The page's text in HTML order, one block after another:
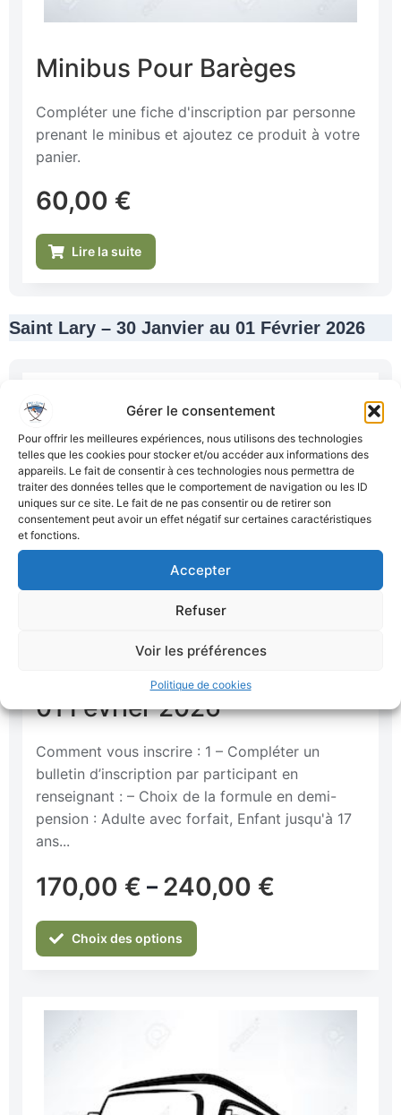
Gérer le consentement
Pour offrir les meilleures expériences, nous utilisons des technologies
telles que les cookies pour stocker et/ou accéder aux informations des
appareils. Le fait de consentir à ces technologies nous permettra de
traiter des données telles que le comportement de navigation ou les ID
uniques sur ce site. Le fait de ne pas consentir ou de retirer son
consentement peut avoir un effet négatif sur certaines caractéristiques
et fonctions.
Accepter
Refuser
Voir les préférences
Politique de cookies
Minibus Pour Barèges
Compléter une fiche d'inscription par personne
prenant le minibus et ajoutez ce produit à votre
panier.
60,00 €
Lire la suite
Saint Lary – 30 Janvier au 01 Février 2026
Saint Lary - 30 Janvier Au
01 Février 2026
Comment vous inscrire : 1 – Compléter un
bulletin d’inscription par participant en
renseignant : – Choix de la formule en demi-
pension : Adulte avec forfait, Enfant jusqu'à 17
ans...
170,00 € – 240,00 €
Choix des options